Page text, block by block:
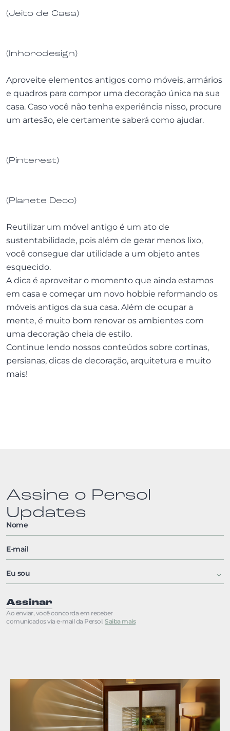
(Jeito de Casa)
(Inhorodesign)
Aproveite elementos antigos como móveis, armários
e quadros para compor uma decoração única na sua
casa. Caso você não tenha experiência nisso, procure
um artesão, ele certamente saberá como ajudar.
(Pinterest)
(Planete Deco)
Reutilizar um móvel antigo é um ato de
sustentabilidade, pois além de gerar menos lixo,
você consegue dar utilidade a um objeto antes
esquecido.
A dica é aproveitar o momento que ainda estamos
em casa e começar um novo hobbie reformando os
móveis antigos da sua casa. Além de ocupar a
mente, é muito bom renovar os ambientes com
uma decoração cheia de estilo.
Continue lendo nossos conteúdos sobre cortinas,
persianas, dicas de decoração, arquitetura e muito
mais!
Assine o Persol
Updates
Assinar
Ao enviar, você concorda em receber
comunicados via e-mail da Persol. Saiba mais